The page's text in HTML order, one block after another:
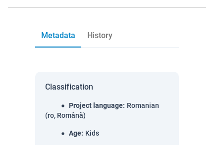
Metadata History
Classification
Project language: Romanian
(ro, Română)
Age: Kids